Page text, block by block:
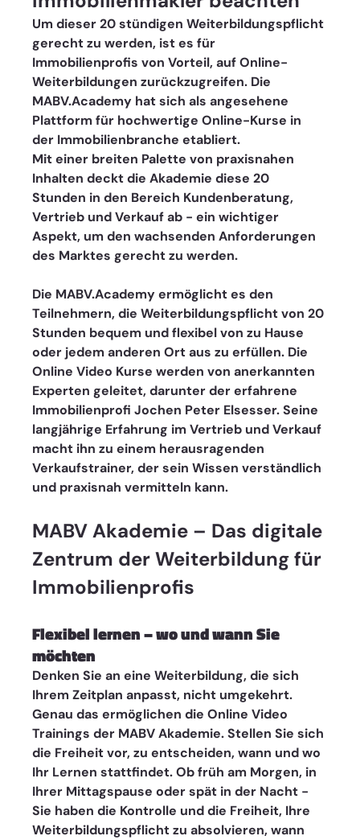
Um dieser 20 stündigen Weiterbildungspflicht
gerecht zu werden, ist es für
Immobilienprofis von Vorteil, auf Online-
Weiterbildungen zurückzugreifen. Die
MABV.Academy hat sich als angesehene
Plattform für hochwertige Online-Kurse in
der Immobilienbranche etabliert.
Mit einer breiten Palette von praxisnahen
Inhalten deckt die Akademie diese 20
Stunden in den Bereich Kundenberatung,
Vertrieb und Verkauf ab - ein wichtiger
Aspekt, um den wachsenden Anforderungen
des Marktes gerecht zu werden.
Die MABV.Academy ermöglicht es den
Teilnehmern, die Weiterbildungspflicht von 20
Stunden bequem und flexibel von zu Hause
oder jedem anderen Ort aus zu erfüllen. Die
Online Video Kurse werden von anerkannten
Experten geleitet, darunter der erfahrene
Immobilienprofi Jochen Peter Elsesser. Seine
langjährige Erfahrung im Vertrieb und Verkauf
macht ihn zu einem herausragenden
Verkaufstrainer, der sein Wissen verständlich
und praxisnah vermitteln kann.
MABV Akademie – Das digitale
Zentrum der Weiterbildung für
Immobilienprofis
Flexibel lernen – wo und wann Sie
möchten
Denken Sie an eine Weiterbildung, die sich
Ihrem Zeitplan anpasst, nicht umgekehrt.
Genau das ermöglichen die Online Video
Trainings der MABV Akademie. Stellen Sie sich
die Freiheit vor, zu entscheiden, wann und wo
Ihr Lernen stattfindet. Ob früh am Morgen, in
Ihrer Mittagspause oder spät in der Nacht -
Sie haben die Kontrolle und die Freiheit, Ihre
Weiterbildungspflicht zu absolvieren, wann